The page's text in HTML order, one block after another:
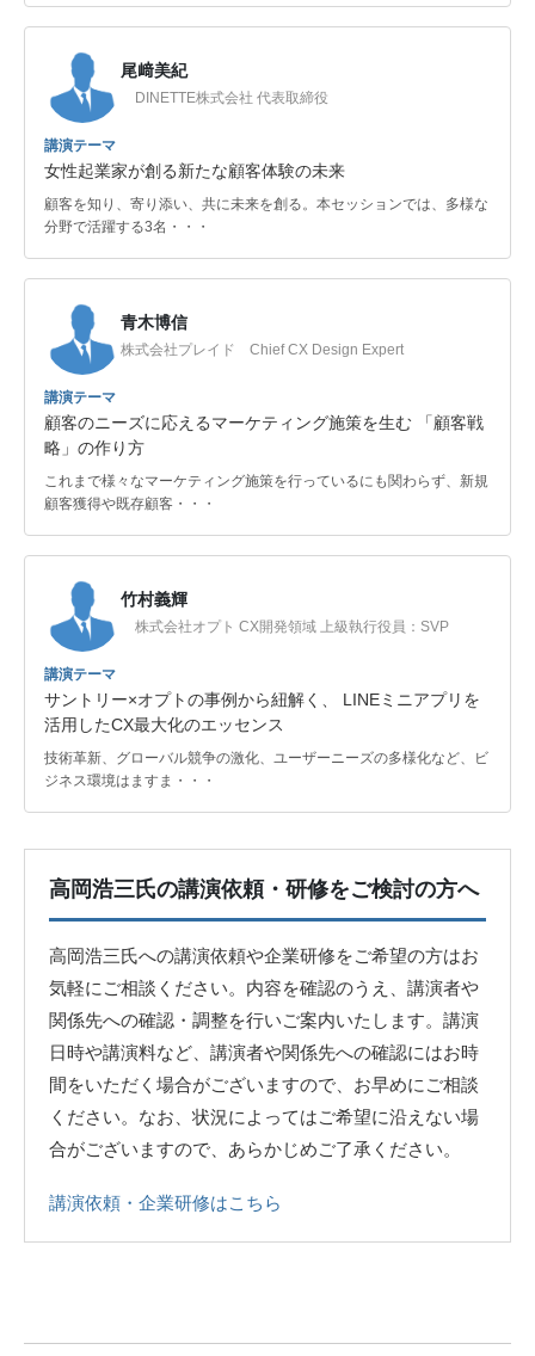
尾﨑美紀
DINETTE株式会社 代表取締役
講演テーマ
女性起業家が創る新たな顧客体験の未来
顧客を知り、寄り添い、共に未来を創る。本セッションでは、多様な
分野で活躍する3名・・・
青木博信
株式会社プレイド Chief CX Design Expert
講演テーマ
顧客のニーズに応えるマーケティング施策を生む 「顧客戦
略」の作り方
これまで様々なマーケティング施策を行っているにも関わらず、新規
顧客獲得や既存顧客・・・
竹村義輝
株式会社オプト CX開発領域 上級執行役員：SVP
講演テーマ
サントリー×オプトの事例から紐解く、 LINEミニアプリを
活用したCX最大化のエッセンス
技術革新、グローバル競争の激化、ユーザーニーズの多様化など、ビ
ジネス環境はますま・・・
高岡浩三氏の講演依頼・研修をご検討の方へ
高岡浩三氏への講演依頼や企業研修をご希望の方はお
気軽にご相談ください。内容を確認のうえ、講演者や
関係先への確認・調整を行いご案内いたします。講演
日時や講演料など、講演者や関係先への確認にはお時
間をいただく場合がございますので、お早めにご相談
ください。なお、状況によってはご希望に沿えない場
合がございますので、あらかじめご了承ください。
講演依頼・企業研修はこちら